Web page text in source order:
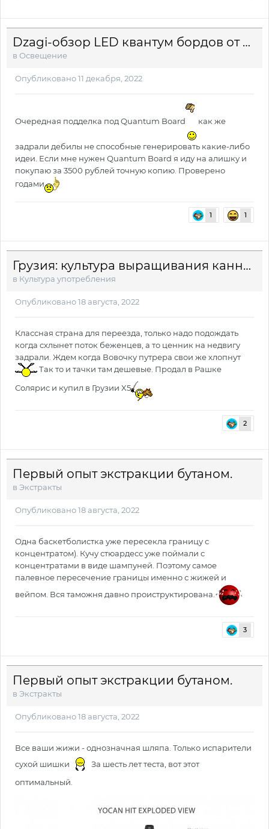
Dzagi-обзор LED квантум бордов от Siyanie
в Освещение
Опубликовано11 декабря, 2022
Очередная подделка под Quantum Board как же
задрали дебилы не способные генерировать какие-либо
идеи. Если мне нужен Quantum Board я иду на алишку и
покупаю за 3500 рублей точную копию. Проверено
годами
1 1
Грузия: культура выращивания каннабиса
в Культура употребления
Опубликовано18 августа, 2022
Классная страна для переезда, только надо подождать
когда схлынет поток беженцев, а то ценник на недвигу
задрали. Ждем когда Вовочку путрера свои же хлопнут
Так то и тачки там дешевые. Продал в Рашке
Солярис и купил в Грузии X5
2
Первый опыт экстракции бутаном.
в Экстракты
Опубликовано18 августа, 2022
Одна баскетболистка уже пересекла границу с
концентратом). Кучу стюардесс уже поймали с
концентратами в виде шампуней. Поэтому самое
палевное пересечение границы именно с жижей и
вейпом. Вся таможня давно проиструктирована.
3
Первый опыт экстракции бутаном.
в Экстракты
Опубликовано18 августа, 2022
Все ваши жижи - однозначная шляпа. Только испарители
сухой шишки
За шесть лет теста, вот этот
оптимальный.